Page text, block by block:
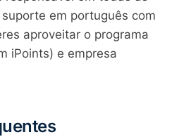
em português com
aproveitar o programa
iPoints) e empresa